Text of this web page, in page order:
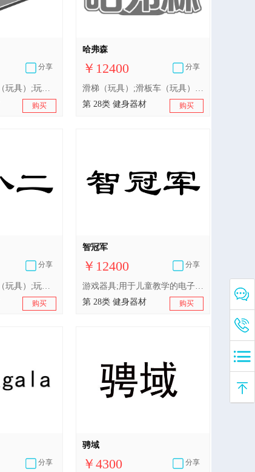
分享
摇摆木马;滑板车（玩具）;玩具车;填充玩具;游戏机;玩具;游泳圈;游泳池（娱乐用品）;轮滑鞋;滑梯（玩具）
购买
哈弗森
￥12400 分享
滑梯（玩具）;滑板车（玩具）;游泳池（娱乐用品）;游戏机;玩具车;轮滑鞋;游泳圈;玩具;摇摆木马;填充玩具
第 28类 健身器材
购买
分享
摇摆木马;滑板车（玩具）;玩具车;填充玩具;游戏机;玩具;游泳圈;游泳池（娱乐用品）;轮滑鞋;滑梯（玩具）
购买
智冠军
￥12400 分享
游戏器具;用于儿童教学的电子游戏器具;滑梯（玩具）;玩具;积木（玩具）;棋;体育活动用球;钓鱼用具;旱冰鞋;护膝（体育用品）
第 28类 健身器材
购买
分享
骋域
￥4300 分享